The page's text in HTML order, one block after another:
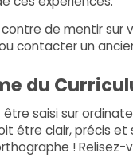
de mentir sur
contacter un
du
être saisi sur
être clair, précis
!